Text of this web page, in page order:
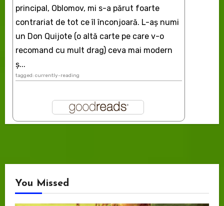
principal, Oblomov, mi s-a părut foarte
contrariat de tot ce îl înconjoară. L-aş numi
un Don Quijote (o altă carte pe care v-o
recomand cu mult drag) ceva mai modern
ș...
tagged: currently-reading
You Missed